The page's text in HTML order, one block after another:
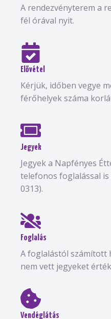
A rendezvényterem a
fél órával nyit.
Elővétel
Kérjük, időben vegye
férőhelyek száma
Jegyek
Jegyek a Napfényes
telefonos foglalással is
0313).
Foglalás
A foglalástól számított
nem vett jegyeket
Vendéglátás